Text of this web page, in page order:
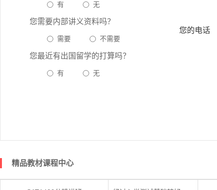
有 无
您需要内部讲义资料吗？
需要 不需要
您最近有出国留学的打算吗？
有 无
您的电话
精品教材课程中心